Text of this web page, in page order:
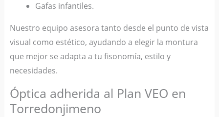
Gafas infantiles.
Nuestro equipo asesora tanto desde el punto de vista
visual como estético, ayudando a elegir la montura
que mejor se adapta a tu fisonomía, estilo y
necesidades.
Óptica adherida al Plan VEO en
Torredonjimeno